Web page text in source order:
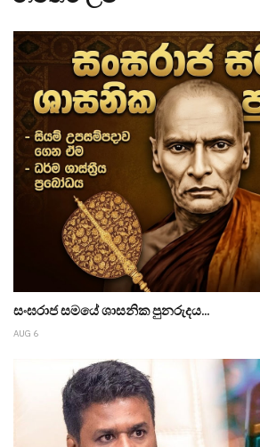
සංඝරාජ සමයේ ශාසනික පුනරුදය...
AUG 6